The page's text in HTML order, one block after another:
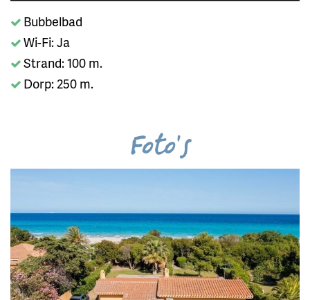
Bubbelbad
Wi-Fi: Ja
Strand: 100 m.
Dorp: 250 m.
Foto's